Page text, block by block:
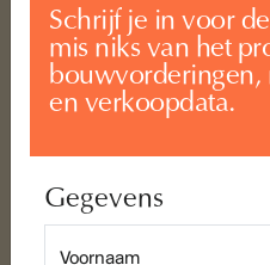
Inloggen account
Contact
Van de Water Makelaars
Keizerstraat 91
Schrijf je in voor de
mis niks van het
en verkoopdata.